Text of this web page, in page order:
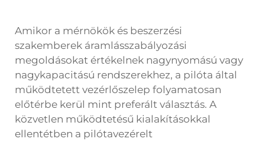
Amikor a mérnökök és beszerzési
szakemberek áramlásszabályozási
megoldásokat értékelnek nagynyomású vagy
nagykapacitású rendszerekhez, a pilóta által
működtetett vezérlőszelep folyamatosan
előtérbe kerül mint preferált választás. A
közvetlen működtetésű kialakításokkal
ellentétben a pilótavezérelt